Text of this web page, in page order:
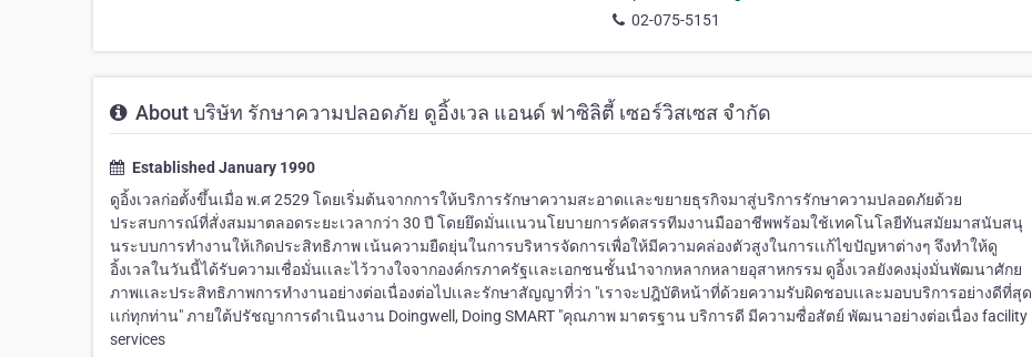
02-075-5151
About บริษัท รักษาความปลอดภัย ดูอิ้งเวล แอนด์ ฟาซิลิตี้ เซอร์วิสเซส จำกัด
Established January 1990
ดูอิ้งเวลก่อตั้งขึ้นเมื่อ พ.ศ 2529 โดยเริ่มต้นจากการให้บริการรักษาความสะอาดเเละขยายธุรกิจมาสู่บริการรักษาความปลอดภัยด้วย
ประสบการณ์ที่สั่งสมมาตลอดระยะเวลากว่า 30 ปี โดยยึดมั่นเเนวนโยบายการคัดสรรทีมงานมืออาชีพพร้อมใช้เทคโนโลยีทันสมัยมาสนับสนุ
นระบบการทำงานให้เกิดประสิทธิภาพ เน้นความยืดยุ่นในการบริหารจัดการเพื่อให้มีความคล่องตัวสูงในการเเก้ไขปัญหาต่างๆ จึงทำให้ดู
อิ้งเวลในวันนี้ได้รับความเชื่อมั่นเเละไว้วางใจจากองค์กรภาครัฐเเละเอกชนชั้นนำจากหลากหลายอุสาหกรรม ดูอิ้งเวลยังคงมุ่งมั่นพัฒนาศักย
ภาพเเละประสิทธิภาพการทำงานอย่างต่อเนื่องต่อไปเเละรักษาสัญญาที่ว่า "เราจะปฎิบัติหน้าที่ด้วยความรับผิดชอบเเละมอบบริการอย่างดีที่สุด
เเก่ทุกท่าน" ภายใต้ปรัชญาการดำเนินงาน Doingwell, Doing SMART "คุณภาพ มาตรฐาน บริการดี มีความซื่อสัตย์ พัฒนาอย่างต่อเนื่อง facility
services